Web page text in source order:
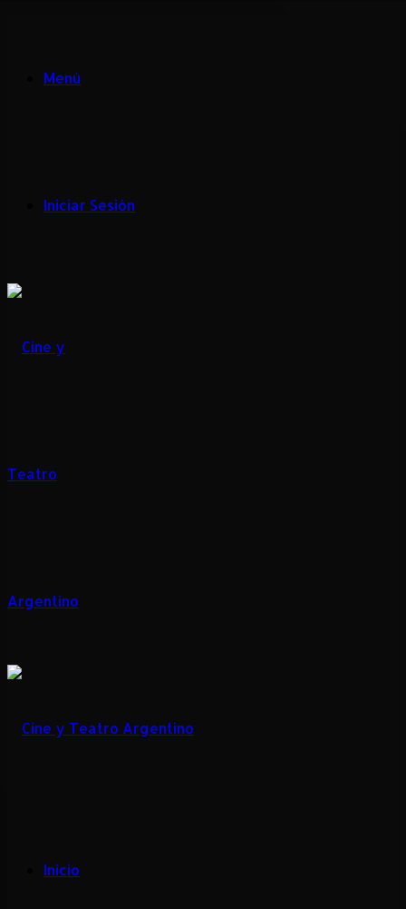
Menú
Iniciar Sesión
Inicio